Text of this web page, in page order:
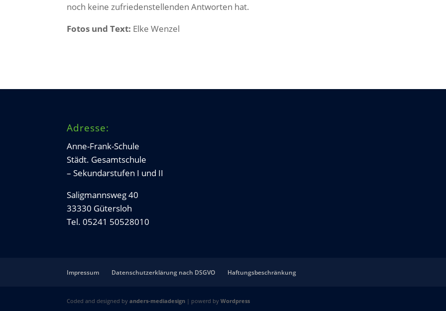
noch keine zufriedenstellenden Antworten hat.
Fotos und Text: Elke Wenzel
Adresse:
Anne-Frank-Schule
Städt. Gesamtschule
– Sekundarstufen I und II
Saligmannsweg 40
33330 Gütersloh
Tel. 05241 50528010
Impressum Datenschutzerklärung nach DSGVO Haftungsbeschränkung
Coded and designed byanders-mediadesign | powerd byWordpress